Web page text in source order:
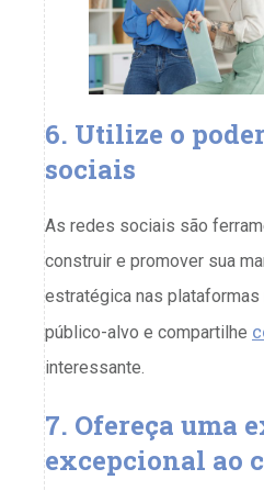
6. Utilize o
sociais
As redes sociais são
construir e promover sua
estratégica nas
público-alvo e compartilhe
interessante.
7. Ofereça uma
excepcional ao